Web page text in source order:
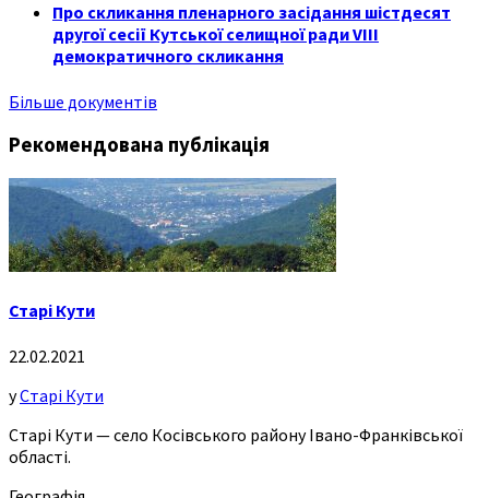
Про скликання пленарного засідання шістдесят
другої сесії Кутської селищної ради VIII
демократичного скликання
Більше документів
Рекомендована публікація
Старі Кути
22.02.2021
уСтарі Кути
Старі Кути — село Косівського району Івано-Франківської
області.